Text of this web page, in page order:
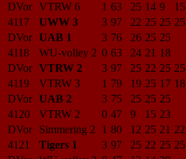
DVor VTRW 6 1 63 25 14 9
15
4117
UWW 3 3 97 22 25 25 25
DVor UAB 1 3 76 26 25 25
4118
WU-volley 2 0 63 24 21 18
DVor VTRW 2 3 97 25 22 25 25
4119
VTRW 3 1 79 19 25 17 18
DVor UAB 2 3 75 25 25 25
4120
VTRW 2 0 47 9 15 23
DVor
Simmering 2 1 80 12 25 21 22
4121
Tigers 1 3 97 25 22 25 25